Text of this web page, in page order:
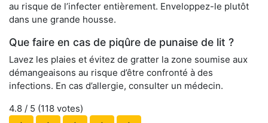
au risque de l’infecter entièrement. Enveloppez-le plutôt
dans une grande housse.
Que faire en cas de piqûre de punaise de lit ?
Lavez les plaies et évitez de gratter la zone soumise aux
démangeaisons au risque d’être confronté à des
infections. En cas d’allergie, consulter un médecin.
4.8 / 5 (118 votes)